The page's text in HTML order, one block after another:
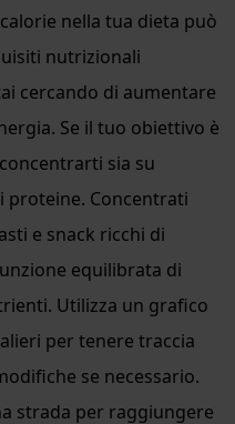
nella tua dieta può
nutrizionali
cercando di aumentare
Se il tuo obiettivo è
sia su
proteine. Concentrati
e snack ricchi di
equilibrata di
Utilizza un grafico
per tenere traccia
se necessario.
strada per raggiungere